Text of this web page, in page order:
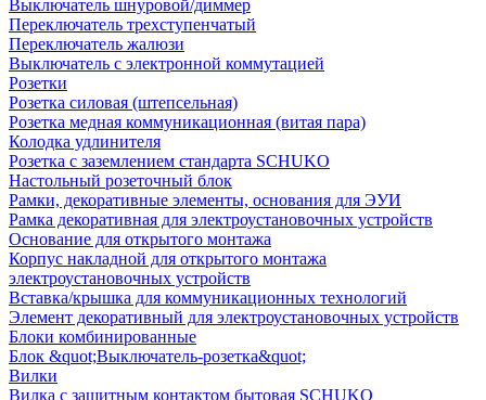
Выключатель шнуровой/диммер
Переключатель трехступенчатый
Переключатель жалюзи
Выключатель с электронной коммутацией
Розетки
Розетка силовая (штепсельная)
Розетка медная коммуникационная (витая пара)
Колодка удлинителя
Розетка с заземлением стандарта SCHUKO
Настольный розеточный блок
Рамки, декоративные элементы, основания для ЭУИ
Рамка декоративная для электроустановочных устройств
Основание для открытого монтажа
Корпус накладной для открытого монтажа
электроустановочных устройств
Вставка/крышка для коммуникационных технологий
Элемент декоративный для электроустановочных устройств
Блоки комбинированные
Блок &quot;Выключатель-розетка&quot;
Вилки
Вилка с защитным контактом бытовая SCHUKO